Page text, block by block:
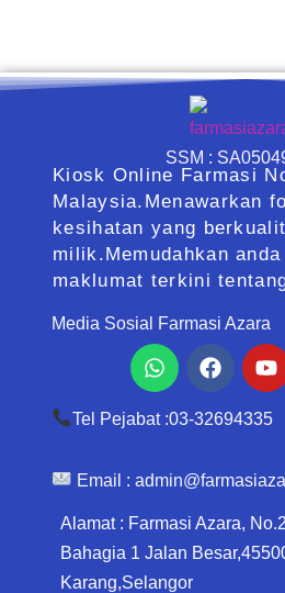
SSM :
Kiosk Online Farmasi
Malaysia.Menawarkan
kesihatan yang
milik.Memudahkan
maklumat terkini
Media Sosial Farmasi Azara
Whatsapp
Tel Pejabat :03-32694335
Email :
Alamat : Farmasi Azara,
Bahagia 1 Jalan
Karang,Selangor